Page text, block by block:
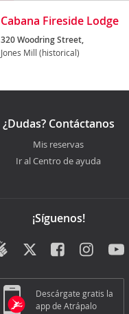
Cabana Fireside Lodge
320 Woodring Street,
Jones Mill (historical)
¿Dudas? Contáctanos
Mis reservas
Ir al Centro de ayuda
¡Síguenos!
Descárgate gratis la
app de Atrápalo